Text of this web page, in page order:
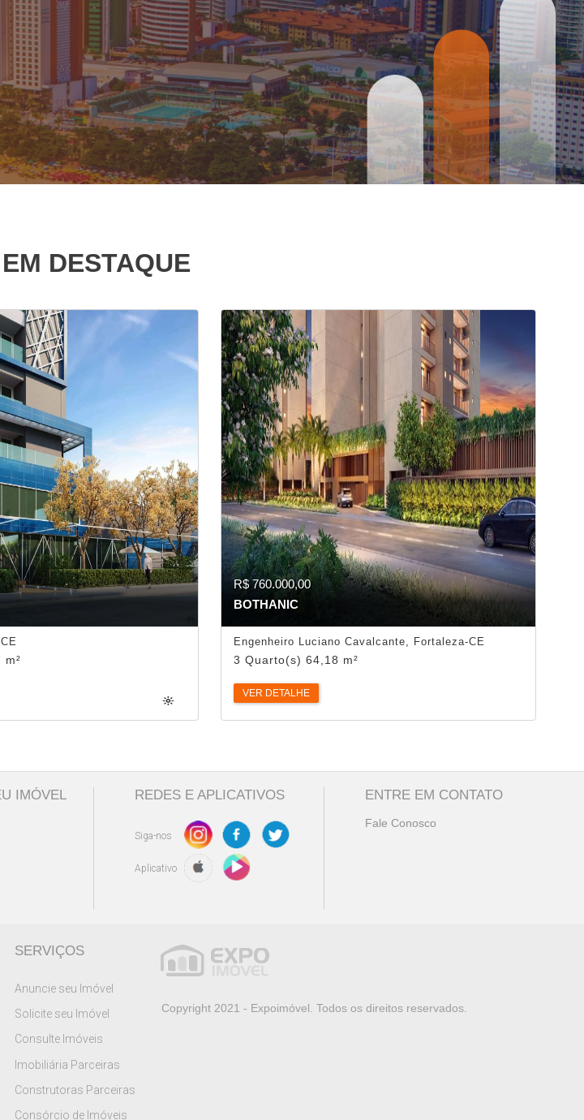
EM DESTAQUE
R$ 760.000,00
BOTHANIC
Engenheiro Luciano Cavalcante, Fortaleza-CE
3 Quarto(s) 64,18 m²
VER DETALHE
IMÓVEL REDES E APLICATIVOS
Siga-nos
Aplicativo
ENTRE EM CONTATO
Fale Conosco
SERVIÇOS
Anuncie seu Imóvel
Solicite seu Imóvel
Consulte Imóveis
Imobiliária Parceiras
Construtoras Parceiras
Consórcio de Imóveis
Copyright 2021 - Expoimóvel. Todos os direitos reservados.